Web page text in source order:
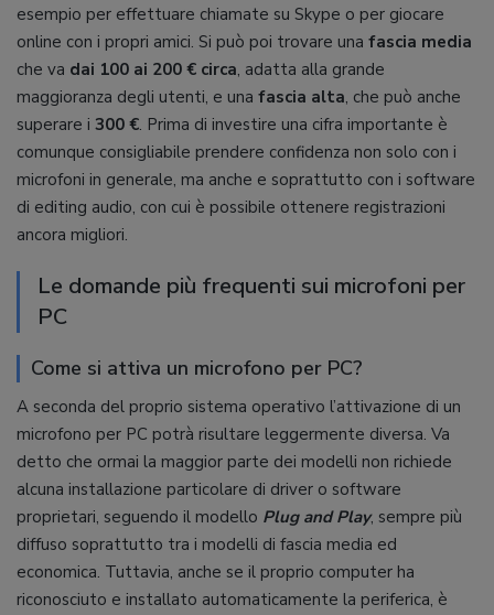
esempio per effettuare chiamate su Skype o per giocare
online con i propri amici. Si può poi trovare una fascia media
che va dai 100 ai 200 € circa, adatta alla grande
maggioranza degli utenti, e una fascia alta, che può anche
superare i 300 €. Prima di investire una cifra importante è
comunque consigliabile prendere confidenza non solo con i
microfoni in generale, ma anche e soprattutto con i software
di editing audio, con cui è possibile ottenere registrazioni
ancora migliori.
Le domande più frequenti sui microfoni per
PC
Come si attiva un microfono per PC?
A seconda del proprio sistema operativo l’attivazione di un
microfono per PC potrà risultare leggermente diversa. Va
detto che ormai la maggior parte dei modelli non richiede
alcuna installazione particolare di driver o software
proprietari, seguendo il modello Plug and Play, sempre più
diffuso soprattutto tra i modelli di fascia media ed
economica. Tuttavia, anche se il proprio computer ha
riconosciuto e installato automaticamente la periferica, è